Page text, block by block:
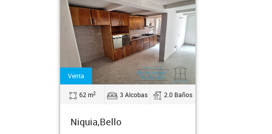
Venta
62 m2 3 Alcobas 2.0 Baños
Niquia,Bello